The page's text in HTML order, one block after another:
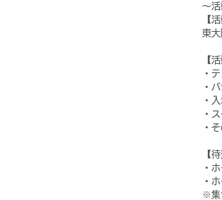
～
【
東
【
・
・
・
・
・
【
・
・
※集